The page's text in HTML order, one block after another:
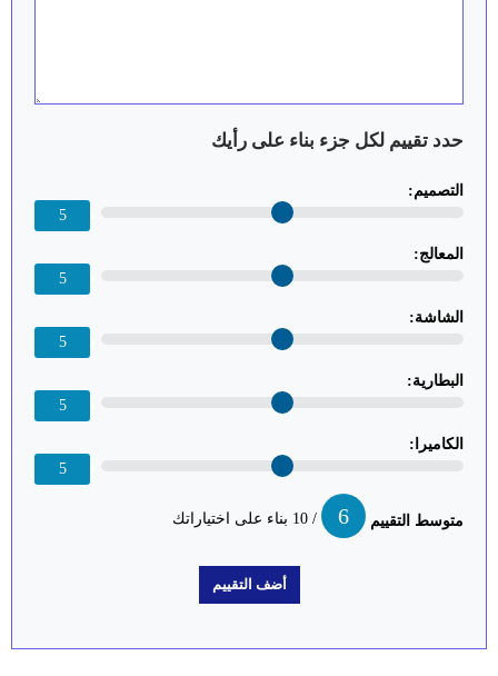
حدد تقييم لكل جزء بناء على رأيك
التصميم:
5
المعالج:
5
الشاشة:
5
البطارية:
5
الكاميرا:
5
متوسط التقييم 6 / 10 بناء على اختياراتك